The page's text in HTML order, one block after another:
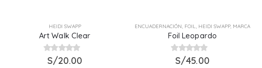
HEIDI SWAPP
Art Walk Clear
out of 5
S/20.00
ENCUADERNACIÓN, FOIL, HEIDI SWAPP, MARCA
Foil Leopardo
out of 5
S/45.00